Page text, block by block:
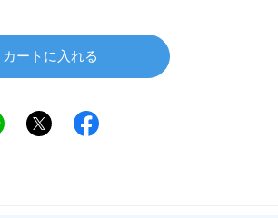
カートに入れる